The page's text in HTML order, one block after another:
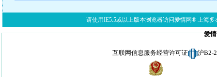
请使用IE5.5或以上版本浏览器访问爱情网® 上海多
爱
互联网信息服务经营许可证 沪B2-